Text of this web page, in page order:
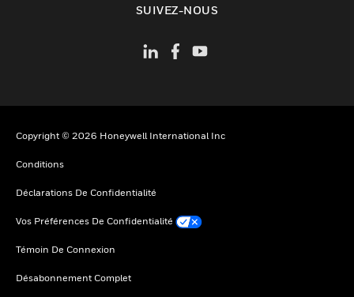
SUIVEZ-NOUS
Copyright © 2026 Honeywell International Inc
Conditions
Déclarations De Confidentialité
Vos Préférences De Confidentialité
Témoin De Connexion
Désabonnement Complet